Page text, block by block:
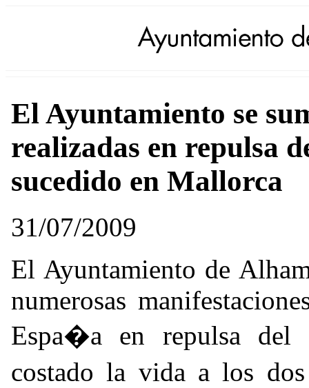
El Ayuntamiento se
realizadas en repulsa
sucedido en Mallorca
31/07/2009
El Ayuntamiento de
numerosas
Espa�a en repulsa del
costado la vida a los